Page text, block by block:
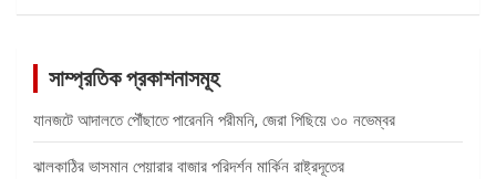
সাম্প্রতিক প্রকাশনাসমূহ
যানজটে আদালতে পৌঁছাতে পারেননি পরীমনি, জেরা পিছিয়ে ৩০ নভেম্বর
ঝালকাঠির ভাসমান পেয়ারার বাজার পরিদর্শন মার্কিন রাষ্ট্রদূতের